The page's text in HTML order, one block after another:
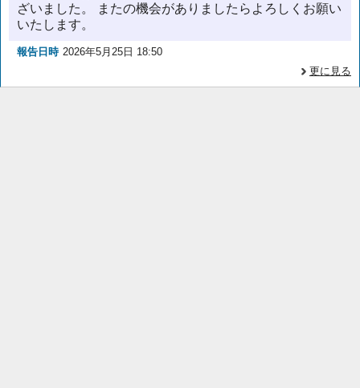
ざいました。 またの機会がありましたらよろしくお願い
いたします。
報告日時 2026年5月25日 18:50
更に見る